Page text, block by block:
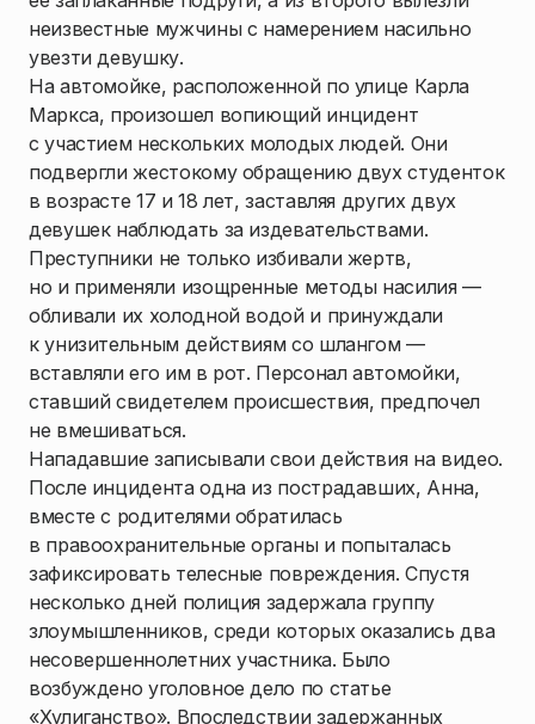
неизвестные мужчины с намерением насильно
увезти девушку.
На автомойке, расположенной по улице Карла
Маркса, произошел вопиющий инцидент
с участием нескольких молодых людей. Они
подвергли жестокому обращению двух студенток
в возрасте 17 и 18 лет, заставляя других двух
девушек наблюдать за издевательствами.
Преступники не только избивали жертв,
но и применяли изощренные методы насилия —
обливали их холодной водой и принуждали
к унизительным действиям со шлангом —
вставляли его им в рот. Персонал автомойки,
ставший свидетелем происшествия, предпочел
не вмешиваться.
Нападавшие записывали свои действия на видео.
После инцидента одна из пострадавших, Анна,
вместе с родителями обратилась
в правоохранительные органы и попыталась
зафиксировать телесные повреждения. Спустя
несколько дней полиция задержала группу
злоумышленников, среди которых оказались два
несовершеннолетних участника. Было
возбуждено уголовное дело по статье
«Хулиганство». Впоследствии задержанных